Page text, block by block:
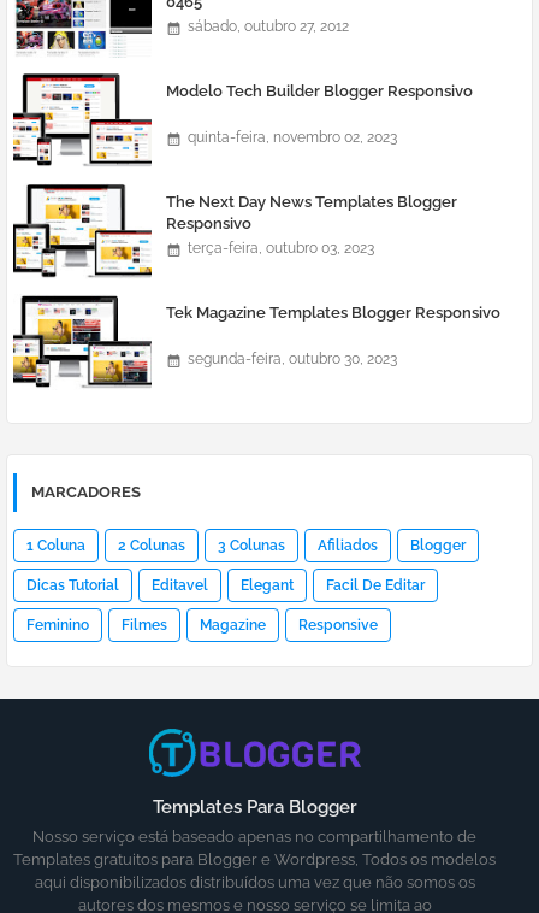
sábado, outubro 27, 2012
Modelo Tech Builder Blogger Responsivo
quinta-feira, novembro 02, 2023
The Next Day News Templates Blogger
Responsivo
terça-feira, outubro 03, 2023
Tek Magazine Templates Blogger Responsivo
segunda-feira, outubro 30, 2023
MARCADORES
1 Coluna 2 Colunas 3 Colunas Afiliados Blogger
Dicas Tutorial Editavel Elegant Facil De Editar
Feminino Filmes Magazine Responsive
Templates Para Blogger
Nosso serviço está baseado apenas no compartilhamento de
Templates gratuitos para Blogger e Wordpress, Todos os modelos
aqui disponibilizados distribuídos uma vez que não somos os
autores dos mesmos e nosso serviço se limita ao